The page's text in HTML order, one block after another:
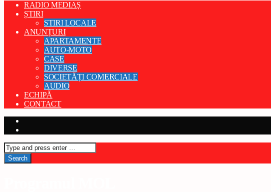
RADIO MEDIAȘ
ȘTIRI
STIRI LOCALE
ANUNȚURI
APARTAMENTE
AUTO-MOTO
CASE
DIVERSE
SOCIETĂȚI COMERCIALE
AUDIO
ECHIPĂ
CONTACT